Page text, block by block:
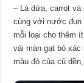
– Lá dứa, carrot và
cùng với nước đun
mỗi loại cho thêm
vải màn gạt bỏ
màu đỏ của củ